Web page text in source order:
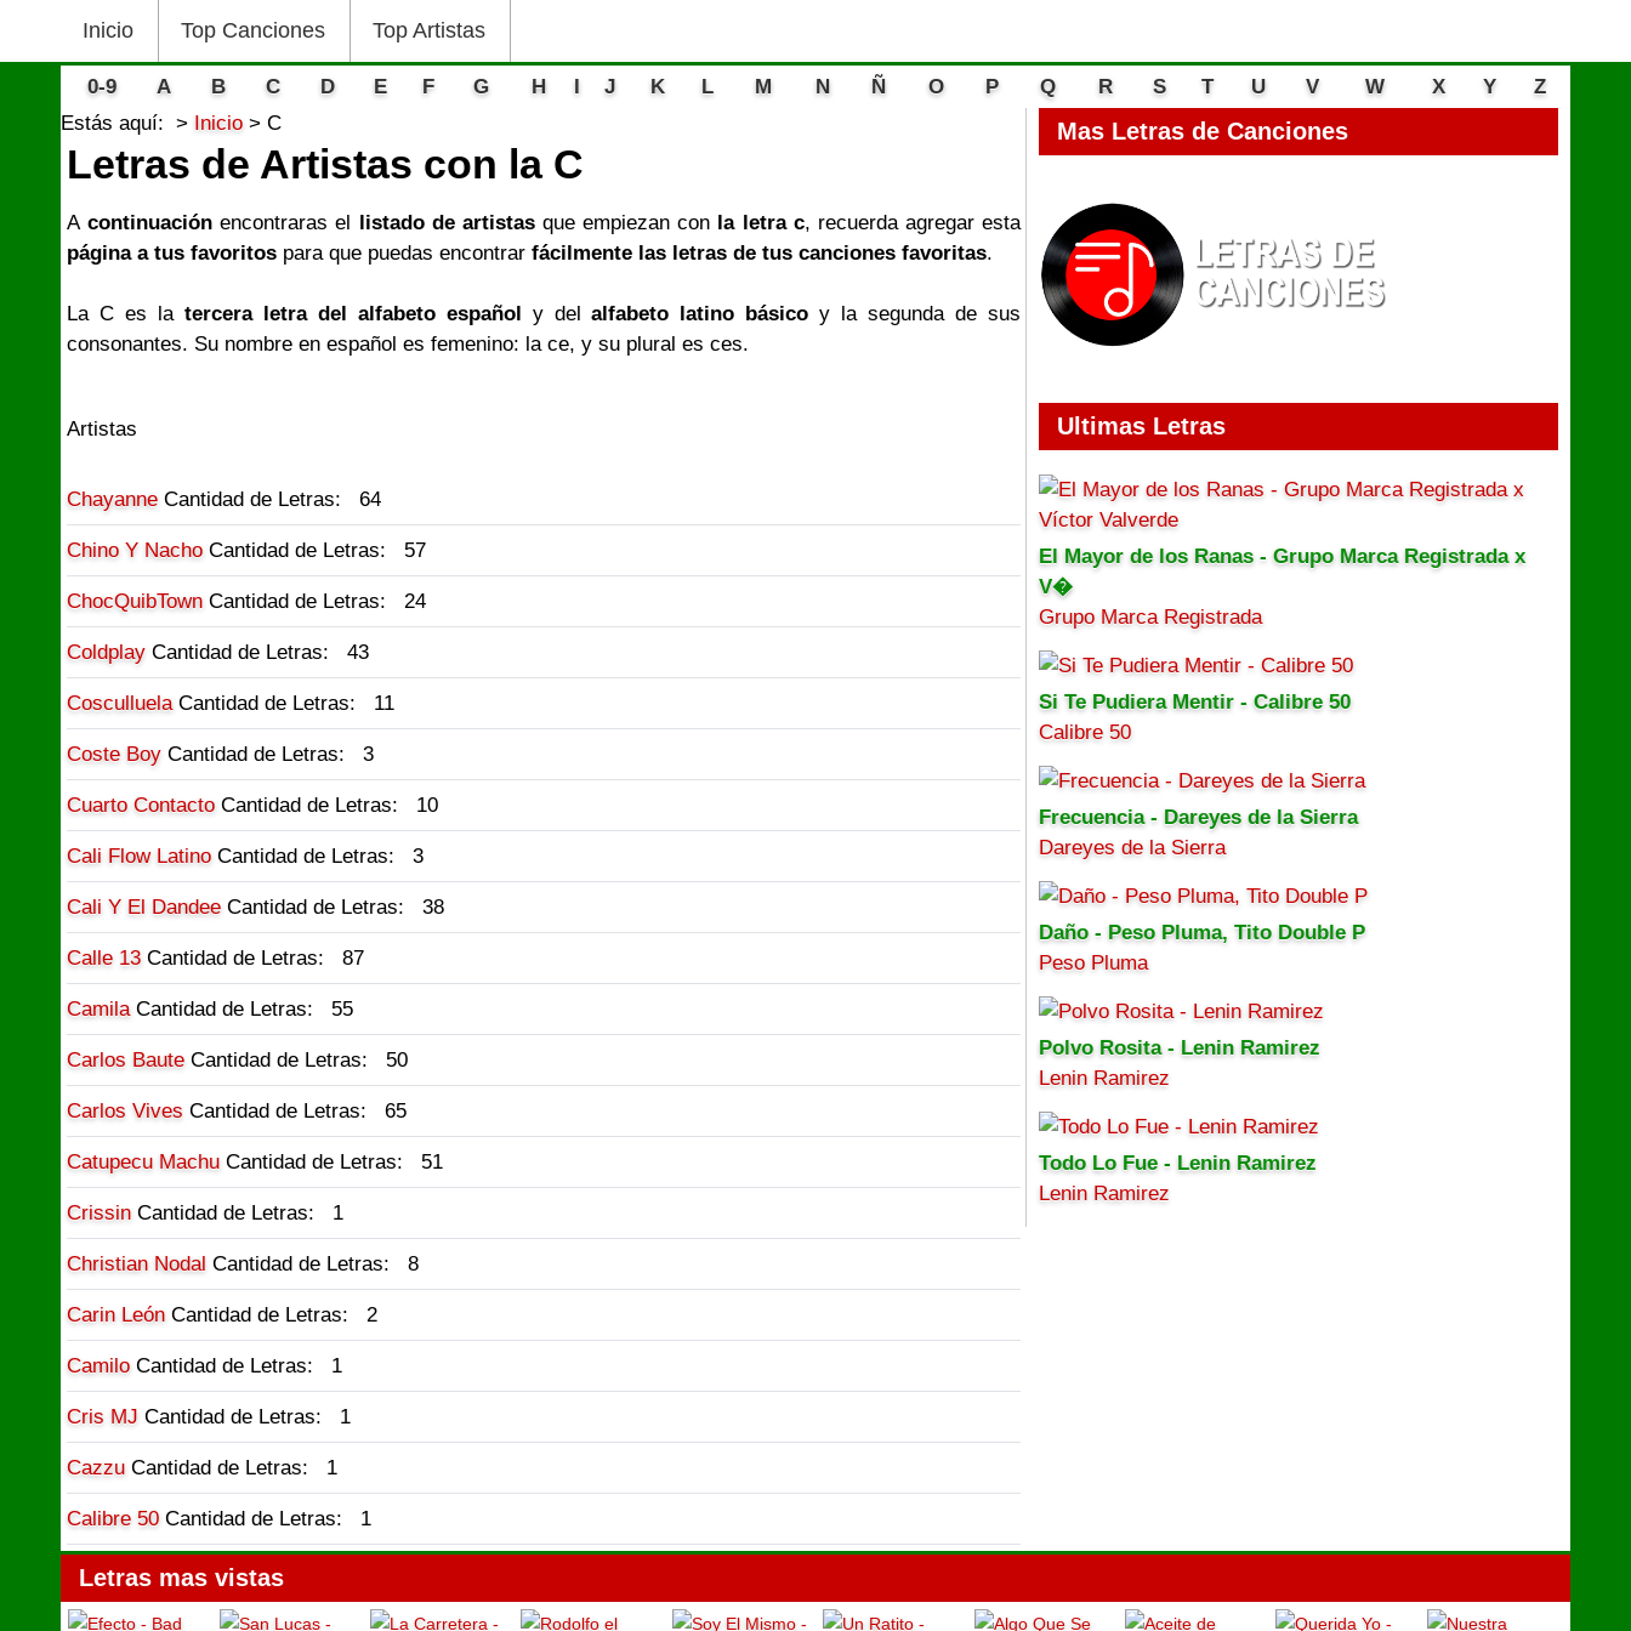
Inicio Top Canciones Top Artistas
0-9 A B C D E F G H I J K L M N Ñ O P Q R S T U V W X Y
Z
Estás aquí:
Inicio C
Letras de Artistas con la C
Acontinuación encontraras el listado de artistasque empiezan con la letra c, recuerda agregar esta
página a tus favoritos para que puedas encontrar fácilmente las letras de tus canciones favoritas.
La C es la tercera letra del alfabeto español y delalfabeto latino básico y la segunda de sus
consonantes. Su nombre en español es femenino: la ce, y su plural es ces.
Artistas
Chayanne Cantidad de Letras: 64
Chino Y Nacho Cantidad de Letras: 57
ChocQuibTown Cantidad de Letras: 24
Coldplay Cantidad de Letras: 43
Cosculluela Cantidad de Letras: 11
Coste Boy Cantidad de Letras: 3
Cuarto Contacto Cantidad de Letras: 10
Cali Flow Latino Cantidad de Letras: 3
Cali Y El Dandee Cantidad de Letras: 38
Calle 13 Cantidad de Letras: 87
Camila Cantidad de Letras: 55
Carlos Baute Cantidad de Letras: 50
Carlos Vives Cantidad de Letras: 65
Catupecu Machu Cantidad de Letras: 51
Crissin Cantidad de Letras: 1
Christian Nodal Cantidad de Letras: 8
Carin León Cantidad de Letras: 2
Camilo Cantidad de Letras: 1
Cris MJ Cantidad de Letras: 1
Cazzu Cantidad de Letras: 1
Calibre 50 Cantidad de Letras: 1
Mas Letras de Canciones
Ultimas Letras
El Mayor de los Ranas - Grupo Marca Registrada x
V�
Grupo Marca Registrada
Si Te Pudiera Mentir - Calibre 50
Calibre 50
Frecuencia - Dareyes de la Sierra
Dareyes de la Sierra
Daño - Peso Pluma, Tito Double P
Peso Pluma
Polvo Rosita - Lenin Ramirez
Lenin Ramirez
Todo Lo Fue - Lenin Ramirez
Lenin Ramirez
Letras mas vistas